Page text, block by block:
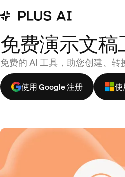
免费演示文稿
免费的 AI 工具，助您创建、转
使用 Google 注册